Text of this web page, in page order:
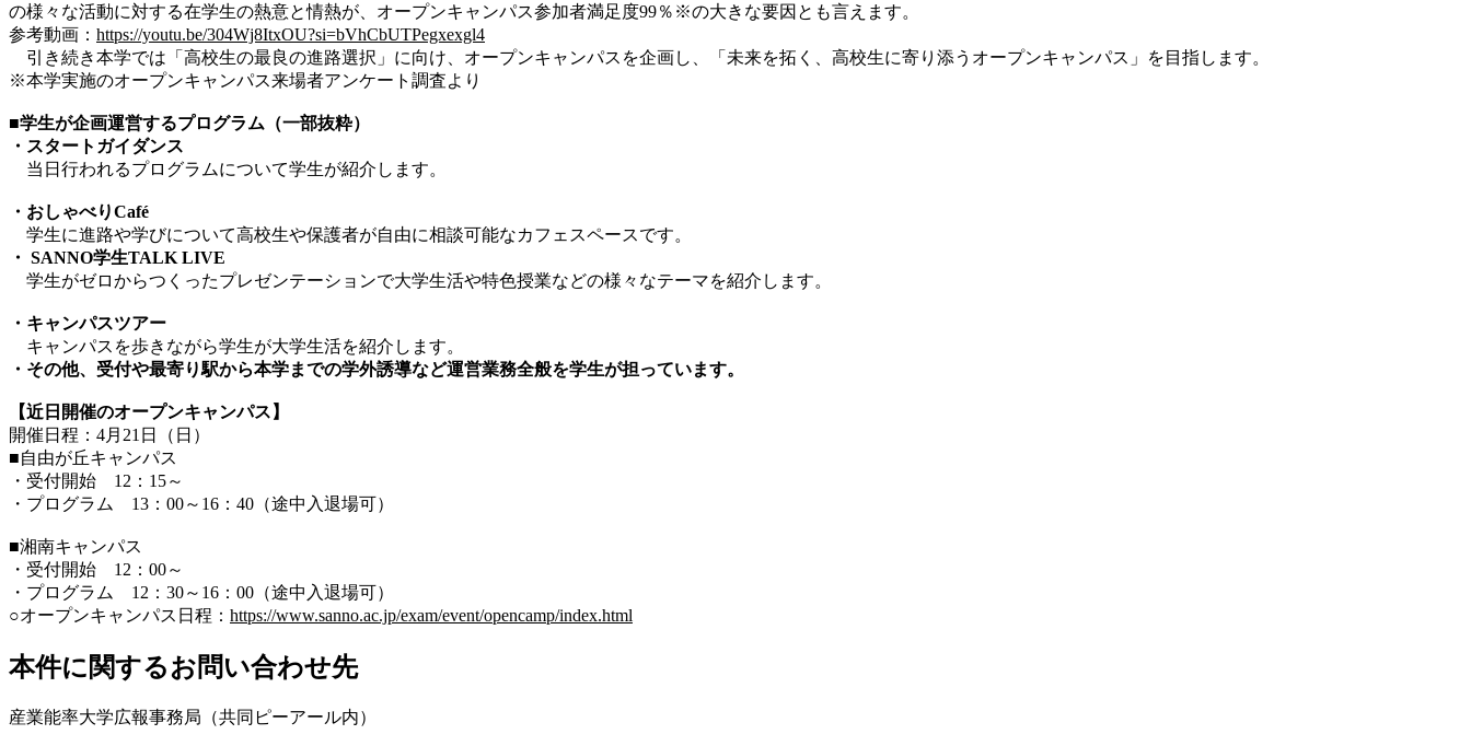
の様々な活動に対する在学生の熱意と情熱が、オープンキャンパス参加者満足度99％※の大きな要因とも言えます。
参考動画： https://youtu.be/304Wj8ItxOU?si=bVhCbUTPegxexgl4
引き続き本学では「高校生の最良の進路選択」に向け、オープンキャンパスを企画し、「未来を拓く、高校生に寄り添うオープンキャンパス」を目指します。
※本学実施のオープンキャンパス来場者アンケート調査より
■学生が企画運営するプログラム（一部抜粋）
・スタートガイダンス
当日行われるプログラムについて学生が紹介します。
・おしゃべりCafé
学生に進路や学びについて高校生や保護者が自由に相談可能なカフェスペースです。
・ SANNO学生TALK LIVE
学生がゼロからつくったプレゼンテーションで大学生活や特色授業などの様々なテーマを紹介します。
・キャンパスツアー
キャンパスを歩きながら学生が大学生活を紹介します。
・その他、受付や最寄り駅から本学までの学外誘導など運営業務全般を学生が担っています。
【近日開催のオープンキャンパス】
開催日程：4月21日（日）
■自由が丘キャンパス
・受付開始 12：15～
・プログラム 13：00～16：40（途中入退場可）
■湘南キャンパス
・受付開始 12：00～
・プログラム 12：30～16：00（途中入退場可）
○オープンキャンパス日程： https://www.sanno.ac.jp/exam/event/opencamp/index.html
本件に関するお問い合わせ先
産業能率大学広報事務局（共同ピーアール内）